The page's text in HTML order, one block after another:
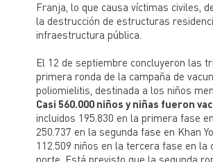
Franja, lo que causa víctimas civiles,
la destrucción de estructuras
infraestructura pública.
El 12 de septiembre concluyeron las
primera ronda de la campaña de
poliomielitis, destinada a los niños
Casi 560.000 niños y niñas fueron
incluidos 195.830 en la primera fase
250.737 en la segunda fase en Khan
112.509 niños en la tercera fase en la
norte. Está previsto que la segunda